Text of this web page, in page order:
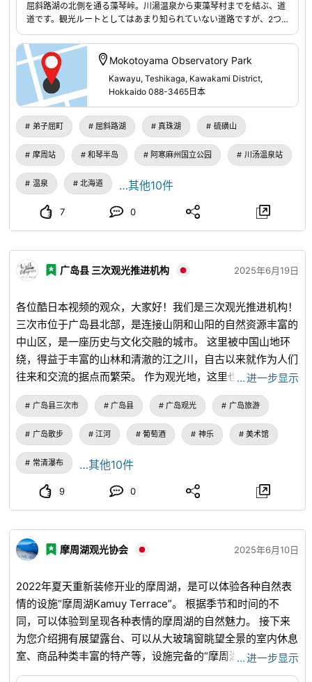
屈斜路湖の北側を通る藻琴峠。川湯温泉から東藻琴村までを結ぶ、道
道です。観光ルートとしてはあまり知られていない道路ですが、2つ
の展望台からの美しい眺めはここならでは。 ひとつ目の展望台は、川
湯温泉に近い標高430m地点の「藻琴山展望駐車公園」。雄大な屈斜
路湖と、噴煙をあげる硫黄山などが眼前に広がり、大迫力です。道の
脇にあり、気軽に車を停めて美しいパノラマビューを楽しむことがで
きます。 もうひとつの展望台は、藻琴山の登山基地ともなる標高
725m地点の「ハイランド小清水725」。こちらも屈斜路湖はもちろ
す。 どちらも、夕陽の映える夕方の時間帯や早朝の雲海発生時の眺め
は格別に美しく、特におすすめ。冬季も通行可能ですが、カーブや勾
配がきついため走行には注意が必要です。
Mokotoyama Observatory Park
Kawayu, Teshikaga, Kawakami District,
Hokkaido 088-3465日本
弟子屈町 屈斜路湖 真珠湖 硫磺山
摩周站 和琴半岛 阿寒麻州国立公园 川汤温泉站
温泉 北海道 …其他10件
7 0
广岛县 三次观光推进机构 2025年6月19日
各位酷日本视频的观众，大家好！我们是三次观光推进机构！
三次市位于广岛县北部，是连接山阴和山阳的自然资源丰富的
中山区，是一座历史与文化交融的城市。 这里被中国山地环
绕，得益于丰富的山林和清澈的江之川，自古以来就作为人们
往来和交流的据点而繁荣。 作为观光地，这里也充满了多样
的魅力，例如古代的神话和妖怪文化、传统技艺、葡萄酒和奶
酪等特产，以及绝佳的风景名胜。 在自然与历史、现代艺
术、当地食材以及人们的生活和谐共存的三次市，请您远离都
市的喧嚣，享受悠闲的旅程。 ◆前往广岛县三次市的交通方
式 广岛县三次市是从广岛市向北约90公里，驾车约1小时30
分钟即可到达的交通便利的地区。 可以从中国高速公路的“三
次IC”或“三次东IC”前往，从广岛机场前来也只需约1小时。 如
也有直达列车，可以一边欣赏风景如画的车窗景色一边旅行，
非常受欢迎。 此外，从广岛站和广岛巴士中心也有很多高速
用，前往观光景点也很顺畅。 ◆关于广岛县三次市 广岛县三
次市位于广岛县北部，与岛根县接壤。 这里是被群山环绕的
盆地，江之川、马洗川、西城川等河流在市内流淌。 截至
2025年4月，人口约为47,000人。2004年与周边8个市町村
合并而诞生的广域市，面积在广岛县内也屈指可数。 农业和
林业盛行，近年来也在大力发展活用当地资源的观光振兴，葡
…进一步显示
广岛县三次市 广岛县 广岛观光 广岛旅游
广岛散步 江河 葡萄酒 神乐 美术馆
常清瀑布 …其他10件
9 0
摩周湖观光协会 2025年6月10日
2022年夏天重新装修开业的摩周湖，是可以体验各种自然表
情的设施“摩周湖Kamuy Terrace”。 根据季节和时间的不
同，可以体验到呈现各种表情的摩周湖的自然魅力。 接下来
为您介绍拥有展望露台、可以从大玻璃窗眺望全景的室内休息
室、商品种类丰富的特产等，设施完备的“摩周湖Kamuy
Terrace”。masyuko.or.jp...
…进一步显示